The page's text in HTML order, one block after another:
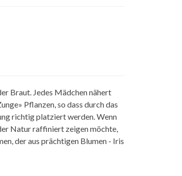
Braut. Jedes Mädchen nähert
Pflanzen, so dass durch das
richtig platziert werden. Wenn
Natur raffiniert zeigen möchte,
der aus prächtigen Blumen - Iris